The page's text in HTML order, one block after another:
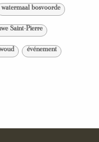
watermaal bosvoorde
Saint-Pierre
événement